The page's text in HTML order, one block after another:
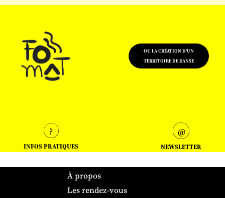
OU LA CRÉATION D'UN
TERRITOIRE DE DANSE
INFOS PRATIQUES NEWSLETTER
À propos
Les rendez-vous